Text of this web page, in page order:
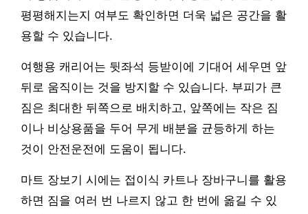
평평해지는지 여부도 확인하면 더욱 넓은 공간을 활
용할 수 있습니다.
여행용 캐리어는 뒷좌석 등받이에 기대어 세우면 앞
뒤로 움직이는 것을 방지할 수 있습니다. 부피가 큰
짐은 최대한 뒤쪽으로 배치하고, 앞쪽에는 작은 짐
이나 비상용품을 두어 무게 배분을 균등하게 하는
것이 안전운전에 도움이 됩니다.
마트 장보기 시에는 접이식 카트나 장바구니를 활용
하면 짐을 여러 번 나르지 않고 한 번에 옮길 수 있